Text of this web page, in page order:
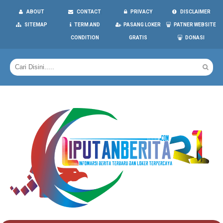
ABOUT CONTACT PRIVACY DISCLAIMER
SITEMAP TERM AND
CONDITION
PASANG LOKER
GRATIS
PATNER WEBSITE
DONASI